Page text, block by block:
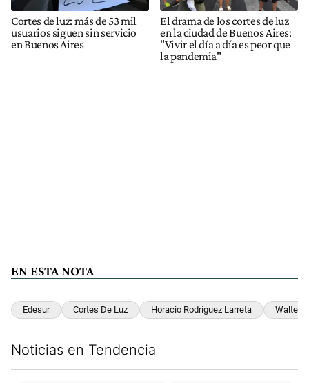
Cortes de luz: más de 53 mil
usuarios siguen sin servicio
en Buenos Aires
El drama de los cortes de luz
en la ciudad de Buenos Aires:
"Vivir el día a día es peor que
la pandemia"
EN ESTA NOTA
Edesur Cortes De Luz Horacio Rodríguez Larreta Walter
Noticias en Tendencia